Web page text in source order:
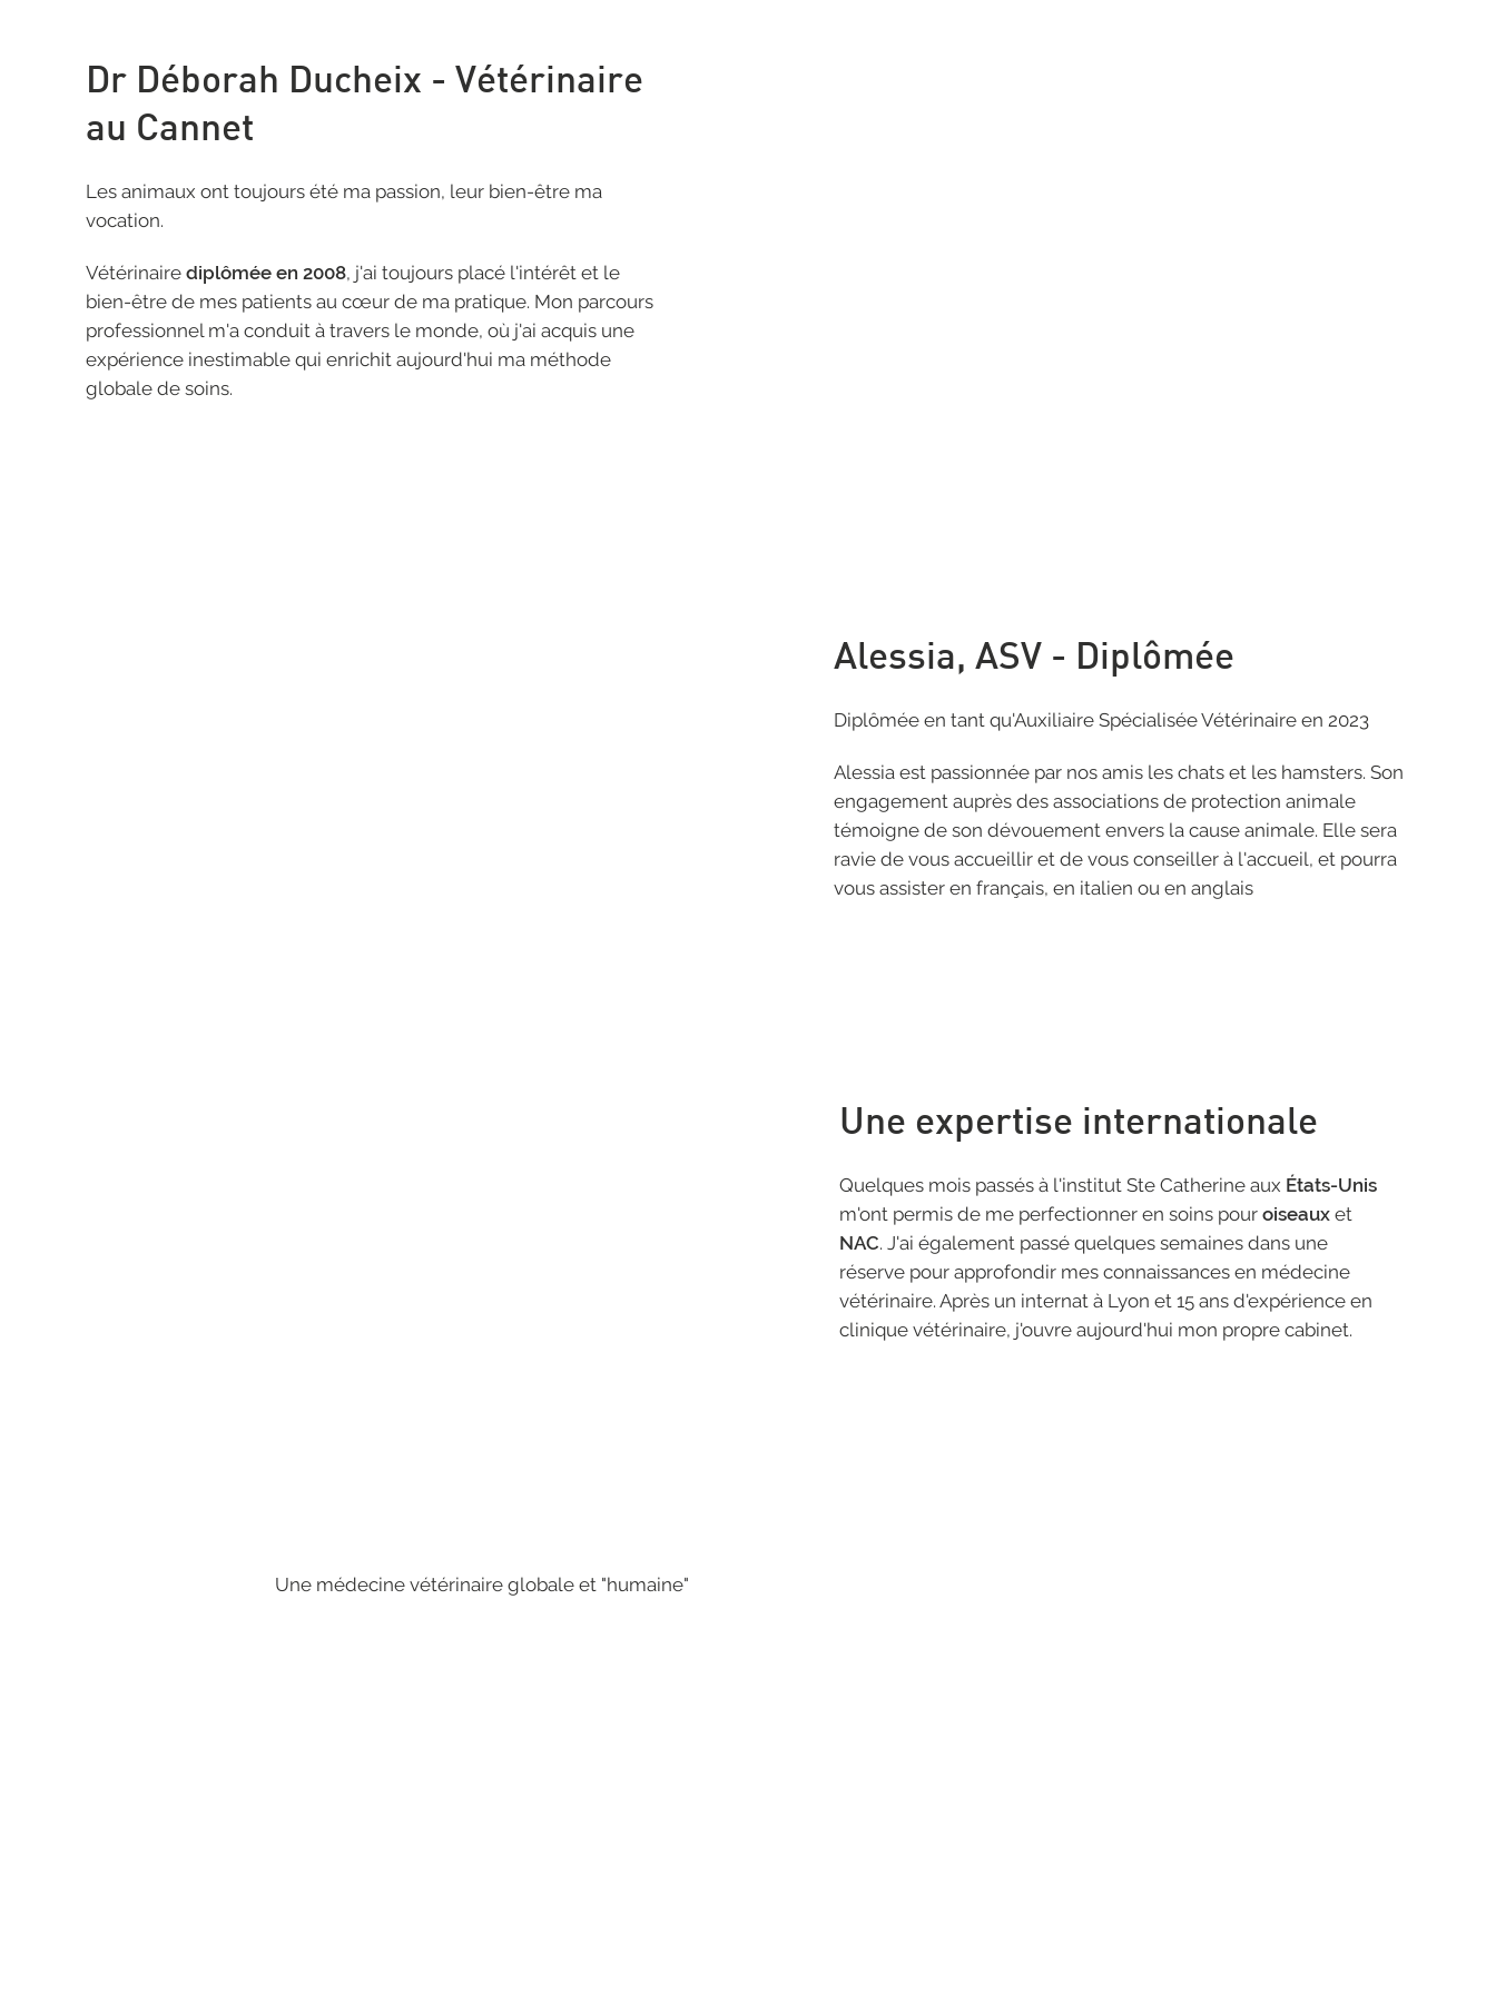
Une médecine vétérinaire globale et "humaine"
Dr Déborah Ducheix - Vétérinaire
au Cannet
Les animaux ont toujours été ma passion, leur bien-être ma
vocation.
Vétérinaire diplômée en 2008, j'ai toujours placé l'intérêt et le
bien-être de mes patients au cœur de ma pratique. Mon parcours
professionnel m'a conduit à travers le monde, où j'ai acquis une
expérience inestimable qui enrichit aujourd'hui ma méthode
globale de soins.
Une expertise internationale
Quelques mois passés à l'institut Ste Catherine aux États-Unis
m'ont permis de me perfectionner en soins pouroiseauxet
NAC. J'ai également passé quelques semaines dans une
réserve pour approfondir mes connaissances en médecine
vétérinaire. Après un internat à Lyon et 15 ans d'expérience en
clinique vétérinaire, j'ouvre aujourd'hui mon propre cabinet.
Alessia, ASV - Diplômée
Diplômée en tant qu'Auxiliaire Spécialisée Vétérinaire en 2023
Alessia est passionnée par nos amis les chats et les hamsters. Son
engagement auprès des associations de protection animale
témoigne de son dévouement envers la cause animale. Elle sera
ravie de vous accueillir et de vous conseiller à l'accueil, et pourra
vous assister en français, en italien ou en anglais